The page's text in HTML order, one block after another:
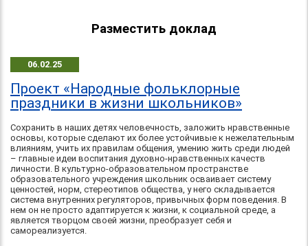
Разместить доклад
06.02.25
Проект «Народные фольклорные
праздники в жизни школьников»
Сохранить в наших детях человечность, заложить нравственные
основы, которые сделают их более устойчивые к нежелательным
влияниям, учить их правилам общения, умению жить среди людей
– главные идеи воспитания духовно-нравственных качеств
личности. В культурно-образовательном пространстве
образовательного учреждения школьник осваивает систему
ценностей, норм, стереотипов общества, у него складывается
система внутренних регуляторов, привычных форм поведения. В
нем он не просто адаптируется к жизни, к социальной среде, а
является творцом своей жизни, преобразует себя и
самореализуется.